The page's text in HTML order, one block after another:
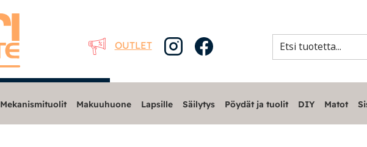
OUTLET
Mekanismituolit Makuuhuone Lapsille Säilytys Pöydät ja tuolit DIY Matot